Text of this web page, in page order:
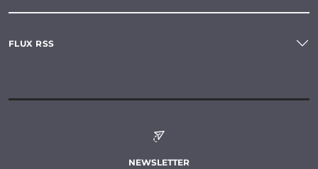
FLUX RSS
NEWSLETTER